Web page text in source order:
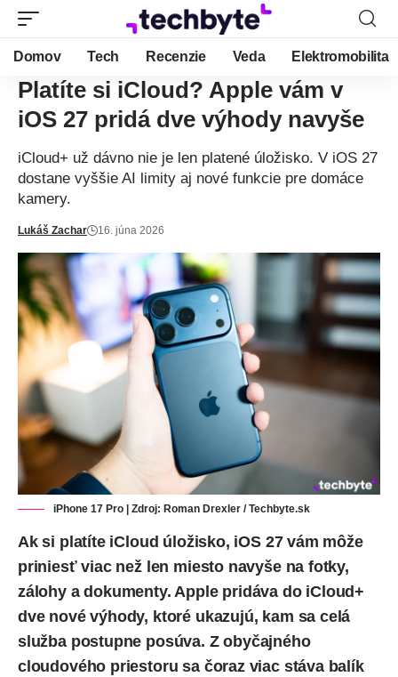
Domov Tech Recenzie Veda Elektromobilita
Platíte si iCloud? Apple vám v
iOS 27 pridá dve výhody navyše
iCloud+ už dávno nie je len platené úložisko. V iOS 27
dostane vyššie AI limity aj nové funkcie pre domáce
kamery.
Lukáš Zachar 16. júna 2026
iPhone 17 Pro | Zdroj: Roman Drexler / Techbyte.sk
Ak si platíte iCloud úložisko, iOS 27 vám môže
priniesť viac než len miesto navyše na fotky,
zálohy a dokumenty. Apple pridáva do iCloud+
dve nové výhody, ktoré ukazujú, kam sa celá
služba postupne posúva. Z obyčajného
cloudového priestoru sa čoraz viac stáva balík